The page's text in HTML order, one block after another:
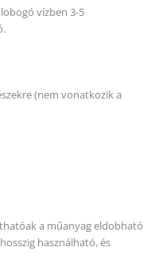
vízben 3-5
(nem vonatkozik a
a műanyag eldobható
használható, és